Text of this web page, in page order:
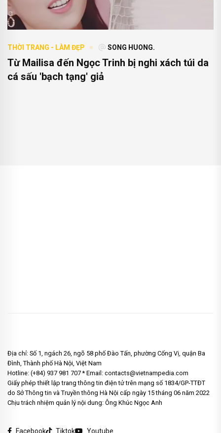
THỜI TRANG - LÀM ĐẸP SONG HUONG.
Từ Mailisa đến Ngọc Trinh bị nghi xách túi da
cá sấu 'bạch tạng' giả
Địa chỉ: Số 1, ngách 26, ngõ 58 phố Đào Tấn, phường Cống Vị, quận Ba
Đình, Thành phố Hà Nội, Việt Nam
Hotline: (+84) 937 981 707 * Email: contacts@vietnampedia.com
Giấy phép thiết lập trang thông tin điện tử trên mạng số 1834/GP-TTĐT
do Sở Thông tin và Truyền thông Hà Nội cấp ngày 15 tháng 06 năm 2022
Chịu trách nhiệm quản lý nội dung: Ông Khúc Ngọc Anh
Facebook Tiktok Youtube